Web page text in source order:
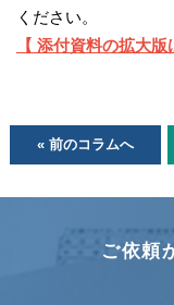
ください。
【 添付資料の拡大
« 前のコラムへ
ご依頼